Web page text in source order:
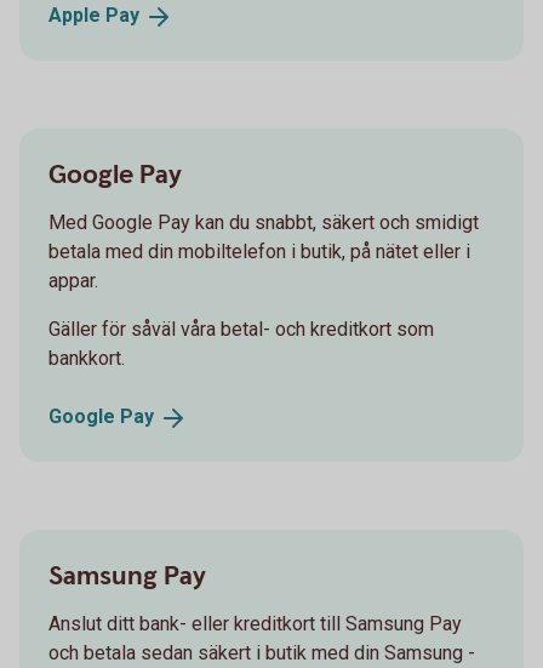
Apple Pay
Google Pay
Med Google Pay kan du snabbt, säkert och smidigt
betala med din mobiltelefon i butik, på nätet eller i
appar.
Gäller för såväl våra betal- och kreditkort som
bankkort.
Google Pay
Samsung Pay
Anslut ditt bank- eller kreditkort till Samsung Pay
och betala sedan säkert i butik med din Samsung -